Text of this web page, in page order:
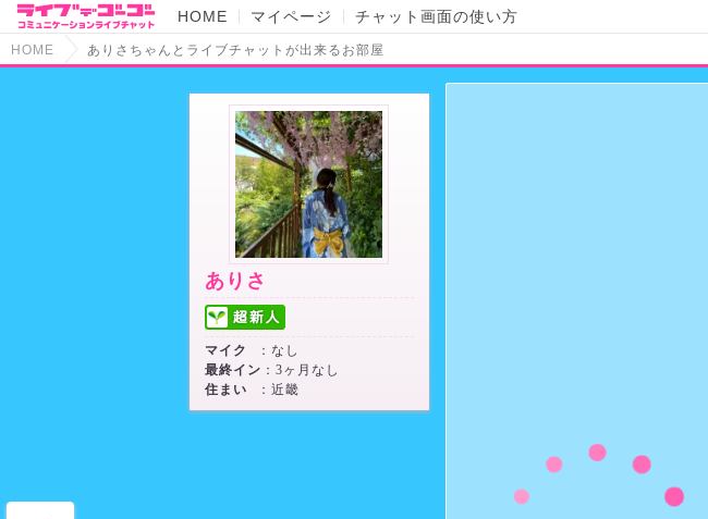
HOME マイページ チャット画面の使い方
HOME ありさちゃんとライブチャットが出来るお部屋
ありさ
マイク
：なし
最終イン ：3ヶ月なし
住まい
：近畿